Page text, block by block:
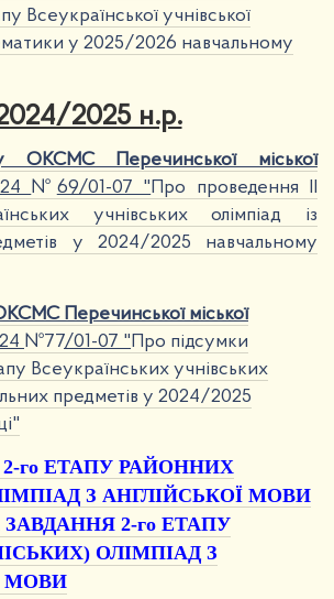
Всеукраїнської учнівської
у 2025/2026 навчальному
2025 н.р.
ОКСМС Перечинської міської
№ 69/01-07 "Про проведення ІІ
учнівських олімпіад із
у 2024/2025 навчальному
Перечинської міської
№77/01-07 " Про підсумки
Всеукраїнських учнівських
предметів у 2024/2025
го ЕТАПУ РАЙОННИХ
З АНГЛІЙСЬКОЇ МОВИ
ЗАВДАННЯ 2-го ЕТАПУ
ОЛІМПІАД З
МОВИ